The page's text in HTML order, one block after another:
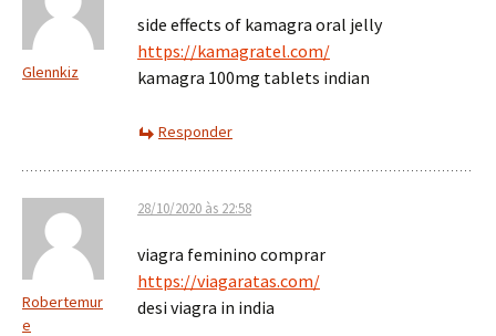
Glennkiz
side effects of kamagra oral jelly
https://kamagratel.com/
kamagra 100mg tablets indian
Responder
Robertemur
e
28/10/2020 às 22:58
viagra feminino comprar
https://viagaratas.com/
desi viagra in india